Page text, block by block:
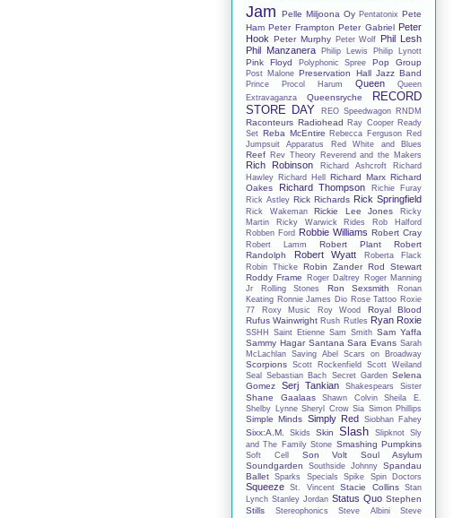
Jam
Pelle Miljoona Oy Pentatonix Pete
Ham Peter Frampton Peter Gabriel Peter
Hook Peter Murphy Peter Wolf Phil Lesh
Phil Manzanera
Philip Lewis Philip Lynott
Pink Floyd Polyphonic Spree Pop Group
Post Malone Preservation Hall Jazz Band
Prince Procol Harum Queen
Queen
Extravaganza
Queensryche
RECORD
STORE DAY
REO Speedwagon RNDM
Raconteurs Radiohead Ray Cooper Ready
Set Reba McEntire Rebecca Ferguson Red
Jumpsuit Apparatus
Red White and Blues
Reef Rev Theory Reverend and the Makers
Rich Robinson Richard Ashcroft
Richard
Hawley Richard Hell Richard Marx Richard
Oakes
Richard Thompson
Richie Furay
Rick Astley Rick Richards Rick Springfield
Rick Wakeman Rickie Lee Jones
Ricky
Martin
Ricky Warwick Rides
Rob Halford
Robben Ford Robbie Williams Robert Cray
Robert Lamm Robert Plant
Robert
Randolph
Robert Wyatt
Roberta Flack
Robin Thicke Robin Zander Rod Stewart
Roddy Frame
Roger Daltrey Roger Manning
Jr
Rolling Stones Ron Sexsmith
Ronan
Keating Ronnie James Dio Rose Tattoo Roxie
77
Roxy Music Roy Wood
Royal Blood
Rufus Wainwright Rush Rutles Ryan Roxie
SSHH Saint Etienne Sam Smith Sam Yaffa
Sammy Hagar Santana Sara Evans Sarah
McLachlan Saving Abel Scars on Broadway
Scorpions Scott Rockenfield
Scott Weiland
Seal
Sebastian Bach Secret Garden Selena
Gomez
Serj Tankian Shakespears Sister
Shane Gaalaas Shawn Colvin
Sheila E.
Shelby Lynne Sheryl Crow Sia Simon Phillips
Simple Minds Simply Red Siobhan Fahey
Sixx:A.M. Skids Skin Slash Slipknot Sly
and The Family Stone Smashing Pumpkins
Soft Cell Son Volt
Soul Asylum
Soundgarden
Southside Johnny Spandau
Ballet
Sparks Specials Spike Spin Doctors
Squeeze St. Vincent Stacie Collins
Stan
Lynch Stanley Jordan Status Quo Stephen
Stills
Stereophonics Steve Albini
Steve